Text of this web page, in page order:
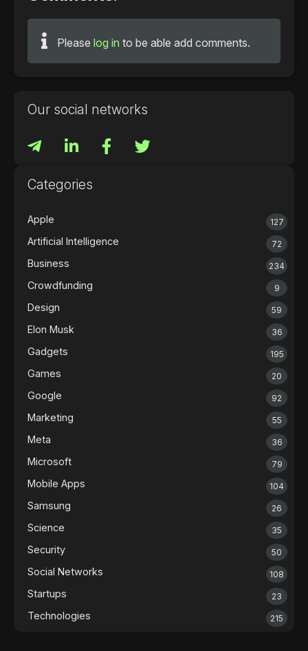
Please log in to be able add comments.
Our social networks
Categories
Apple 127
Artificial Intelligence 72
Business 234
Crowdfunding 9
Design 59
Elon Musk 36
Gadgets 195
Games 20
Google 92
Marketing 55
Meta 36
Microsoft 79
Mobile Apps 104
Samsung 26
Science 35
Security 50
Social Networks 108
Startups 23
Technologies 215